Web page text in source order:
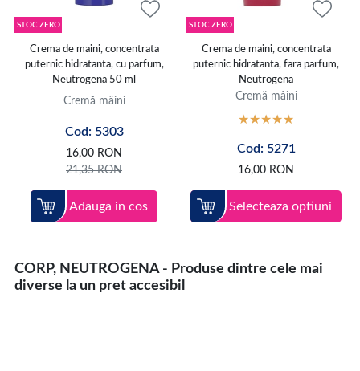
STOC ZERO
Crema de maini, concentrata
puternic hidratanta, cu parfum,
Neutrogena 50 ml
Cremă mâini
Cod: 5303
16,00 RON
21,35RON
Adauga in cos
STOC ZERO
Crema de maini, concentrata
puternic hidratanta, fara parfum,
Neutrogena
Cremă mâini
Cod: 5271
16,00 RON
Selecteaza optiuni
CORP, NEUTROGENA - Produse dintre cele mai
diverse la un pret accesibil